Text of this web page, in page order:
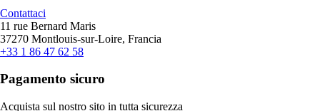
Contattaci
11 rue Bernard Maris
37270 Montlouis-sur-Loire, Francia
+33 1 86 47 62 58
Pagamento sicuro
Acquista sul nostro sito in tutta sicurezza